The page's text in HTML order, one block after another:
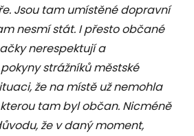
Jsou tam umístěné dopravní
nesmí stát. I přesto občané
nerespektují a
strážníků městské
že na místě už nemohla
tam byl občan. Nicméně
že v daný moment,